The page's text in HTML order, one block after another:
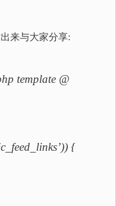
来与大家分享:
template @
{